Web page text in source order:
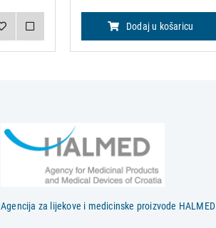
Dodaj u košaricu
Agencija za lijekove i medicinske proizvode HALMED